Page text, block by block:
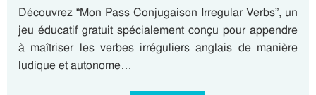
Découvrez “Mon Pass Conjugaison Irregular Verbs”, un
jeu éducatif gratuit spécialement conçu pour appendre
à maîtriser les verbes irréguliers anglais de manière
ludique et autonome…